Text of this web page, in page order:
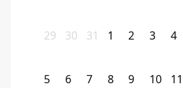
29 30 31 1 2 3 4
5 6 7 8 9 10 11